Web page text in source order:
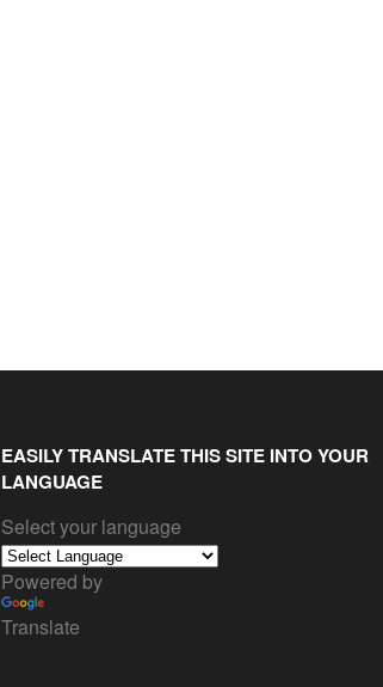
EASILY TRANSLATE THIS SITE INTO YOUR
LANGUAGE
Select your language
Powered by
Translate